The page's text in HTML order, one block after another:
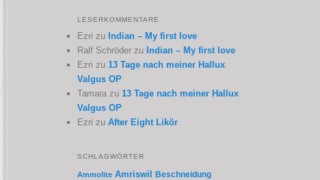
LESERKOMMENTARE
Ezri zu Indian – My first love
Ralf Schröder zu Indian – My first love
Ezri zu13 Tage nach meiner Hallux
Valgus OP
Tamara zu13 Tage nach meiner Hallux
Valgus OP
Ezri zuAfter Eight Likör
SCHLAGWÖRTER
Ammolite Amriswil Beschneidung